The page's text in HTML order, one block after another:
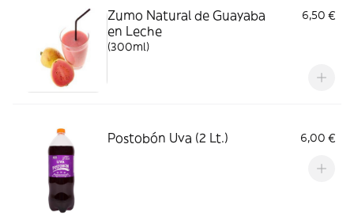
Zumo Natural de Guayaba
en Leche
6,50 €
(300ml)
Postobón Uva (2 Lt.) 6,00 €